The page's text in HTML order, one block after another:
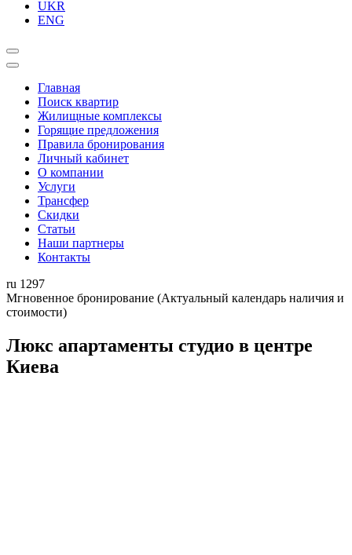
UKR
ENG
Главная
Поиск квартир
Жилищные комплексы
Горящие предложения
Правила бронирования
Личный кабинет
О компании
Услуги
Трансфер
Скидки
Статьи
Наши партнеры
Контакты
ru 1297
Мгновенное бронирование (Актуальный календарь наличия и
стоимости)
Люкс апартаменты студио в центре
Киева